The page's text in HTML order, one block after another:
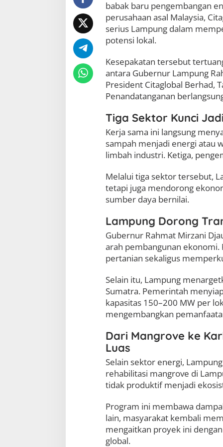
i
j
u
a
i
S
a
p
a
h
h
n
g
a
e
S
u
r
R
a
k
s
a
babak baru pengembangan
perusahaan asal Malaysia,
serius Lampung dalam
potensi lokal.
Kesepakatan tersebut
antara Gubernur Lampung
President Citaglobal Berhad,
Penandatanganan
Tiga Sektor Kunci
Kerja sama ini langsung
sampah menjadi energi atau
limbah industri. Ketiga,
Melalui tiga sektor tersebut,
tetapi juga mendorong
sumber daya bernilai.
Lampung Dorong
Gubernur Rahmat Mirzani
arah pembangunan
pertanian sekaligus
Selain itu, Lampung
Sumatra. Pemerintah
kapasitas 150–200 MW per
mengembangkan
Dari Mangrove ke
Luas
Selain sektor energi,
rehabilitasi mangrove di
tidak produktif menjadi
Program ini membawa
lain, masyarakat kembali
mengaitkan proyek ini
global.